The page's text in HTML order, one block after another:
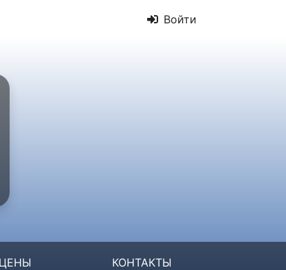
Войти
ЦЕНЫ КОНТАКТЫ